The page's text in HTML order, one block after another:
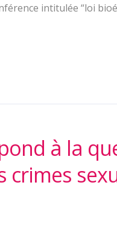
intitulée “loi
à la
crimes